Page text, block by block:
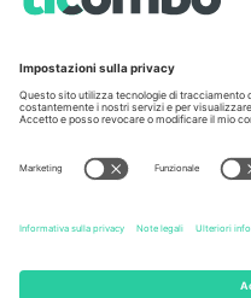
Ticombo Italia
Mimi Balkanska 132, 1540,
base alla località, all'evento e/
pagina specifica dell'evento,